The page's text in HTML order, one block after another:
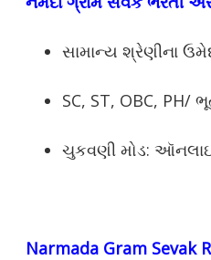
સામાન્ય શ્રેણીના
SC, ST, OBC, PH/
ચુકવણી મોડ:
Narmada Gram Sevak